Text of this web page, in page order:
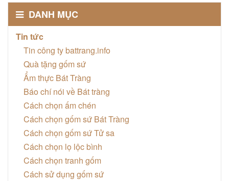
DANH MỤC
Tin tức
Tin công ty battrang.info
Quà tặng gốm sứ
Ẩm thực Bát Tràng
Báo chí nói về Bát tràng
Cách chọn ấm chén
Cách chọn gốm sứ Bát Tràng
Cách chọn gốm sứ Tử sa
Cách chọn lọ lộc bình
Cách chọn tranh gốm
Cách sử dụng gốm sứ